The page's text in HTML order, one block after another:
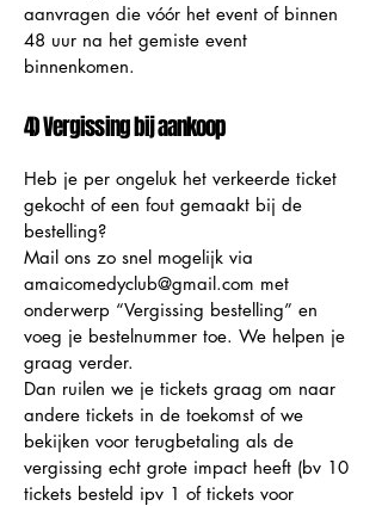
aanvragen die vóór het event of binnen
48 uur na het gemiste event
binnenkomen.
4) Vergissing bij aankoop
Heb je per ongeluk het verkeerde ticket
gekocht of een fout gemaakt bij de
bestelling?
Mail ons zo snel mogelijk via
amaicomedyclub@gmail.com met
onderwerp “Vergissing bestelling” en
voeg je bestelnummer toe. We helpen je
graag verder.
Dan ruilen we je tickets graag om naar
andere tickets in de toekomst of we
bekijken voor terugbetaling als de
vergissing echt grote impact heeft (bv 10
tickets besteld ipv 1 of tickets voor